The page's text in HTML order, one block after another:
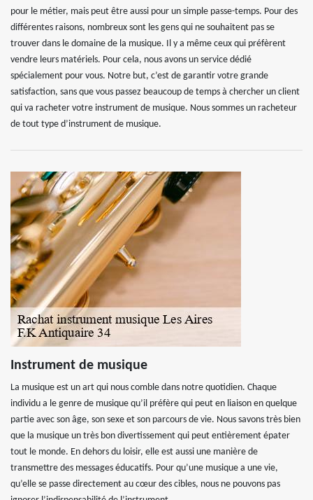
pour le métier, mais peut être aussi pour un simple passe-temps. Pour des
différentes raisons, nombreux sont les gens qui ne souhaitent pas se
trouver dans le domaine de la musique. Il y a même ceux qui préfèrent
vendre leurs matériels. Pour cela, nous avons un service dédié
spécialement pour vous. Notre but, c’est de garantir votre grande
satisfaction, sans que vous passez beaucoup de temps à chercher un client
qui va racheter votre instrument de musique. Nous sommes un racheteur
de tout type d’instrument de musique.
Instrument de musique
La musique est un art qui nous comble dans notre quotidien. Chaque
individu a le genre de musique qu’il préfère qui peut en liaison en quelque
partie avec son âge, son sexe et son parcours de vie. Nous savons très bien
que la musique un très bon divertissement qui peut entièrement épater
tout le monde. En dehors du loisir, elle est aussi une manière de
transmettre des messages éducatifs. Pour qu’une musique a une vie,
qu’elle se passe directement au cœur des cibles, nous ne pouvons pas